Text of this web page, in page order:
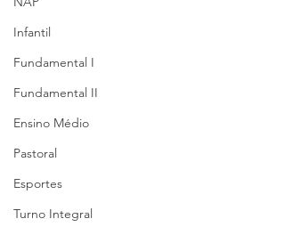
Infantil
Fundamental I
Fundamental II
Ensino Médio
Pastoral
Esportes
Turno Integral